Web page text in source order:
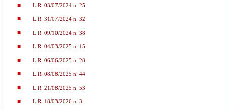
L.R. 03/07/2024 n. 25
L.R. 31/07/2024 n. 32
L.R. 09/10/2024 n. 38
L.R. 04/03/2025 n. 15
L.R. 06/06/2025 n. 28
L.R. 08/08/2025 n. 44
L.R. 21/08/2025 n. 53
L.R. 18/03/2026 n. 3